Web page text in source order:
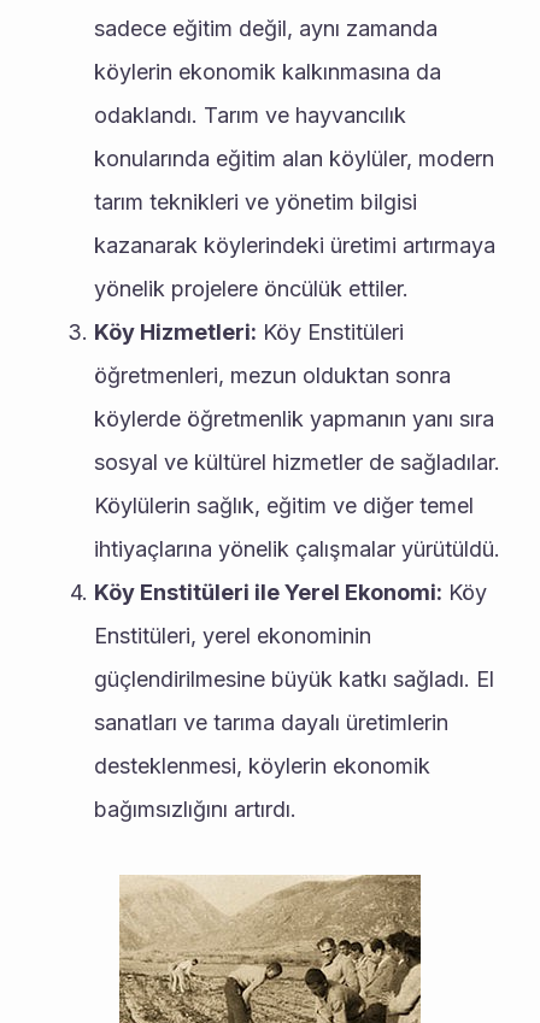
sadece eğitim değil, aynı zamanda
köylerin ekonomik kalkınmasına da
odaklandı. Tarım ve hayvancılık
konularında eğitim alan köylüler, modern
tarım teknikleri ve yönetim bilgisi
kazanarak köylerindeki üretimi artırmaya
yönelik projelere öncülük ettiler.
Köy Hizmetleri: Köy Enstitüleri
öğretmenleri, mezun olduktan sonra
köylerde öğretmenlik yapmanın yanı sıra
sosyal ve kültürel hizmetler de sağladılar.
Köylülerin sağlık, eğitim ve diğer temel
ihtiyaçlarına yönelik çalışmalar yürütüldü.
Köy Enstitüleri ile Yerel Ekonomi: Köy
Enstitüleri, yerel ekonominin
güçlendirilmesine büyük katkı sağladı. El
sanatları ve tarıma dayalı üretimlerin
desteklenmesi, köylerin ekonomik
bağımsızlığını artırdı.